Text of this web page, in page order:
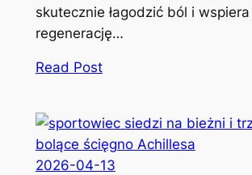
skutecznie łagodzić ból i wspiera
regenerację…
Read Post
2026-04-13